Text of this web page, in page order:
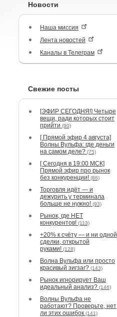
Новости
Наша миссия
Лента новостей
Каналы в Телеграм
Свежие посты
[ЭФИР СЕГОДНЯ!] Четыре
вещи, ради которых стоит
прийти (90)
[ Прямой эфир 4 августа]
Волны Вульфа: где деньги
на самом деле? (75)
[ Сегодня в 19:00 МСК]
Прямой эфир про рынок
без конкуренции! (86)
Торговля идёт — и
дежурить у терминала
больше не нужно! (93)
Рынок, где НЕТ
конкурентов! (113)
+20% к счёту — и ни одной
сделки, открытой
руками! (128)
Волна Вульфа или просто
красивый зигзаг? (143)
Рынок игнорирует Ваш
идеальный анализ? (146)
Волны Вульфа не
работают? Проверьте, нет
ли этих ошибок (141)